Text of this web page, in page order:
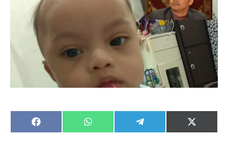
Share
on
Share
on
Share
on
Share
on